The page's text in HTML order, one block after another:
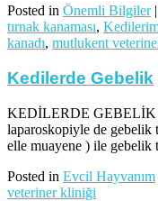
Posted in Önemli Bilgiler|
tırnak kanaması, Kedilerim
kanadı, mutlukent
Kedilerde Gebelik
KEDİLERDE GEBELİK
laparoskopiyle de gebelik
elle muayene ) ile
Posted in Evcil Hayvanım
veteriner kliniği